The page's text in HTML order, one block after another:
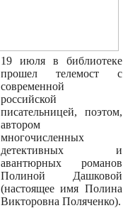
19 июля в библиотеке
прошел телемост с
современной
российской
писательницей, поэтом,
автором
многочисленных
детективных и
авантюрных романов
Полиной Дашковой
(настоящее имя Полина
Викторовна Поляченко).